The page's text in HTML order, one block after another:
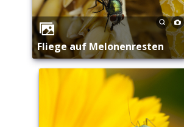
Fliege auf Melonenresten